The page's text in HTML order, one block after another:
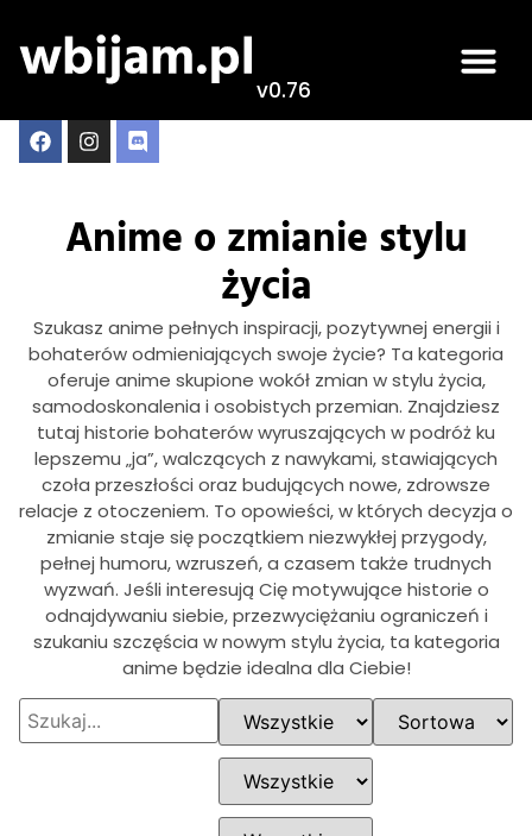
v0.76
Anime o zmianie stylu
życia
Szukasz anime pełnych inspiracji, pozytywnej energii i
bohaterów odmieniających swoje życie? Ta kategoria
oferuje anime skupione wokół zmian w stylu życia,
samodoskonalenia i osobistych przemian. Znajdziesz
tutaj historie bohaterów wyruszających w podróż ku
lepszemu „ja”, walczących z nawykami, stawiających
czoła przeszłości oraz budujących nowe, zdrowsze
relacje z otoczeniem. To opowieści, w których decyzja o
zmianie staje się początkiem niezwykłej przygody,
pełnej humoru, wzruszeń, a czasem także trudnych
wyzwań. Jeśli interesują Cię motywujące historie o
odnajdywaniu siebie, przezwyciężaniu ograniczeń i
szukaniu szczęścia w nowym stylu życia, ta kategoria
anime będzie idealna dla Ciebie!